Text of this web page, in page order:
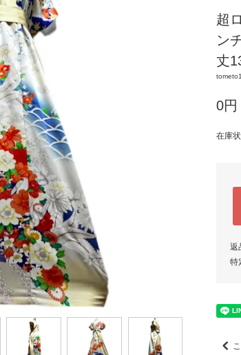
超
ン
丈
0円
在庫
返
特